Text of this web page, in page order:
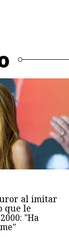
al imitar
que le
"Ha